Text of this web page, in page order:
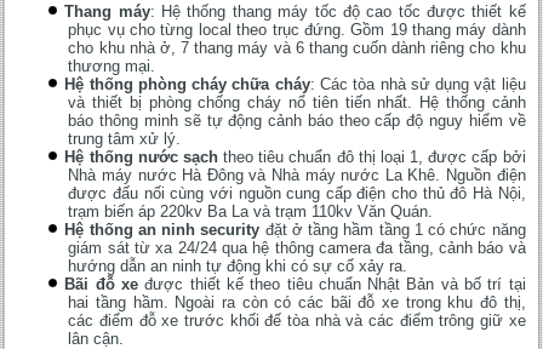
Thang máy: Hệ thống thang máy tốc độ cao tốc được thiết kế
phục vụ cho từng local theo trục đứng. Gồm 19 thang máy dành
cho khu nhà ở, 7 thang máy và 6 thang cuốn dành riêng cho khu
thương mại.
Hệ thống phòng cháy chữa cháy: Các tòa nhà sử dụng vật liệu
và thiết bị phòng chống cháy nổ tiên tiến nhất. Hệ thống cảnh
báo thông minh sẽ tự động cảnh báo theo cấp độ nguy hiểm về
trung tâm xử lý.
Hệ thống nước sạchtheo tiêu chuẩn đô thị loại 1, được cấp bởi
Nhà máy nước Hà Đông và Nhà máy nước La Khê. Nguồn điện
được đấu nối cùng với nguồn cung cấp điện cho thủ đô Hà Nội,
trạm biến áp 220kv Ba La và trạm 110kv Văn Quán.
Hệ thống an ninh security đặt ở tầng hầm tầng 1 có chức năng
giám sát từ xa 24/24 qua hệ thông camera đa tầng, cảnh báo và
hướng dẫn an ninh tự động khi có sự cố xảy ra.
Bãi đỗ xeđược thiết kế theo tiêu chuẩn Nhật Bản và bố trí tại
hai tầng hầm. Ngoài ra còn có các bãi đỗ xe trong khu đô thị,
các điểm đỗ xe trước khối đế tòa nhà và các điểm trông giữ xe
lân cận.